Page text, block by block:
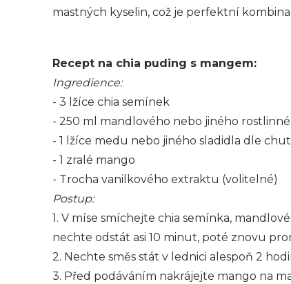
mastných kyselin, což je perfektní
Recept na chia puding s mangem:
Ingredience:
- 3 lžíce chia semínek
- 250 ml mandlového nebo jiného
- 1 lžíce medu nebo jiného sladidla dle
- 1 zralé mango
- Trocha vanilkového extraktu (volitelné)
Postup:
1. V míse smíchejte chia semínka,
nechte odstát asi 10 minut, poté znovu
2. Nechte směs stát v lednici alespoň 2
3. Před podáváním nakrájejte mango na